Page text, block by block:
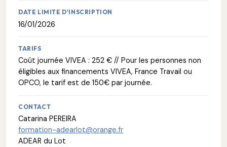
DATE LIMITE D'INSCRIPTION
16/01/2026
TARIFS
Coût journée VIVEA : 252 € // Pour les personnes non
éligibles aux financements VIVEA, France Travail ou
OPCO, le tarif est de 150€ par journée.
CONTACT
Catarina PEREIRA
formation-adearlot@orange.fr
ADEAR du Lot